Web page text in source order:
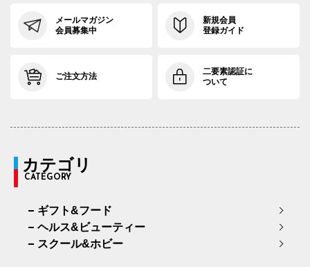
メールマガジン
会員募集中
新規会員
登録ガイド
ご注文方法
二要素認証に
ついて
カテゴリ
CATEGORY
ギフト&フード
ヘルス&ビューティー
スクール&ホビー